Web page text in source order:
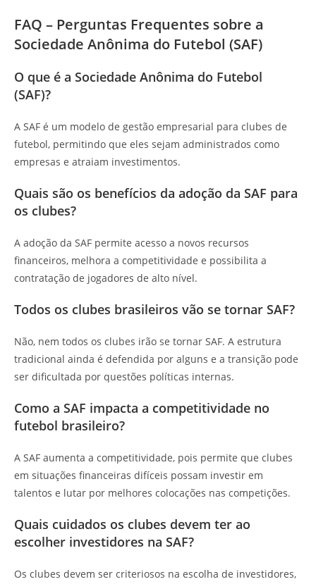
FAQ – Perguntas Frequentes sobre a
Sociedade Anônima do Futebol (SAF)
O que é a Sociedade Anônima do Futebol
(SAF)?
A SAF é um modelo de gestão empresarial para clubes de
futebol, permitindo que eles sejam administrados como
empresas e atraiam investimentos.
Quais são os benefícios da adoção da SAF para
os clubes?
A adoção da SAF permite acesso a novos recursos
financeiros, melhora a competitividade e possibilita a
contratação de jogadores de alto nível.
Todos os clubes brasileiros vão se tornar SAF?
Não, nem todos os clubes irão se tornar SAF. A estrutura
tradicional ainda é defendida por alguns e a transição pode
ser dificultada por questões políticas internas.
Como a SAF impacta a competitividade no
futebol brasileiro?
A SAF aumenta a competitividade, pois permite que clubes
em situações financeiras difíceis possam investir em
talentos e lutar por melhores colocações nas competições.
Quais cuidados os clubes devem ter ao
escolher investidores na SAF?
Os clubes devem ser criteriosos na escolha de investidores,